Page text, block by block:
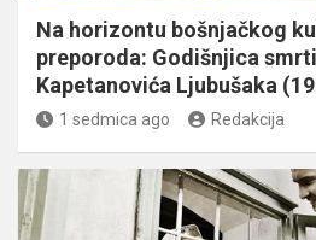
Na horizontu bošnjačkog
preporoda: Godišnjica
Kapetanovića Ljubušaka
1 sedmica ago Redakcija